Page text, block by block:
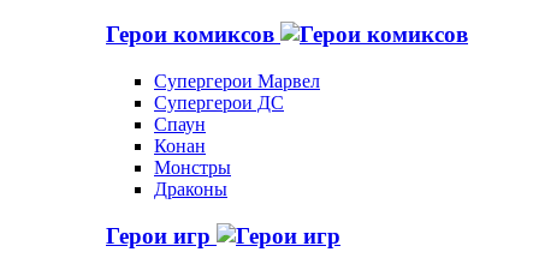
Герои комиксов
Супергерои Марвел
Супергерои ДС
Спаун
Конан
Монстры
Драконы
Герои игр